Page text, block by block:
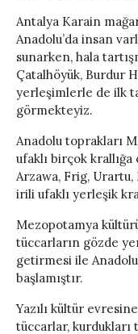
Antalya Karain
Anadolu’da insan
sunarken, hala
Çatalhöyük, Burdur
yerleşimlerle de ilk
görmekteyiz.
Anadolu toprakları
ufaklı birçok
Arzawa, Frig,
irili ufaklı yerleşik
Mezopotamya
tüccarların gözde
getirmesi ile
başlamıştır.
Yazılı kültür
tüccarlar,